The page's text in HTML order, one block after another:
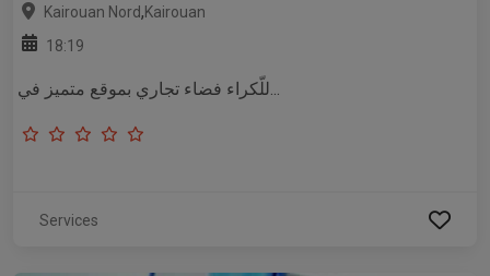
Kairouan Nord,Kairouan
18:19
للّكراء فضاء تجاري بموقع متميز في...
Services